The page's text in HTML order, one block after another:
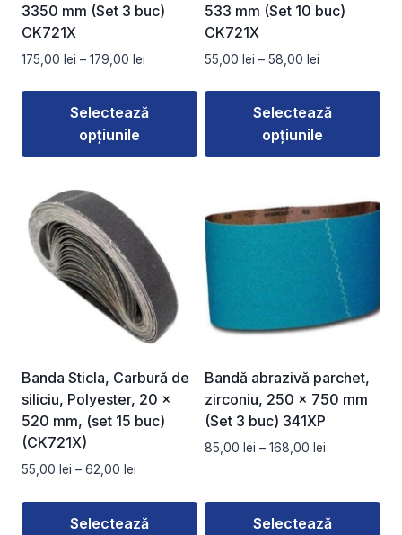
3350 mm (Set 3 buc)
CK721X
175,00 lei – 179,00 lei
prețuri:
175,00 lei
Selectează
opțiunile
produs
are
mai
multe
variații.
alese
în
pagina
produsului.
533 mm (Set 10 buc)
CK721X
55,00 lei – 58,00 lei
prețuri:
55,00 lei
până
Selectează
opțiunile
are
mai
multe
variații.
Opțiunile
pot
alese
în
pagina
Banda Sticla, Carbură de
siliciu, Polyester, 20 x
520 mm, (set 15 buc)
(CK721X)
55,00 lei – 62,00 lei
prețuri:
55,00 lei
Selectează
Bandă abrazivă parchet,
zirconiu, 250 x 750 mm
(Set 3 buc) 341XP
85,00 lei – 168,00 lei
85,00 lei
până
Selectează